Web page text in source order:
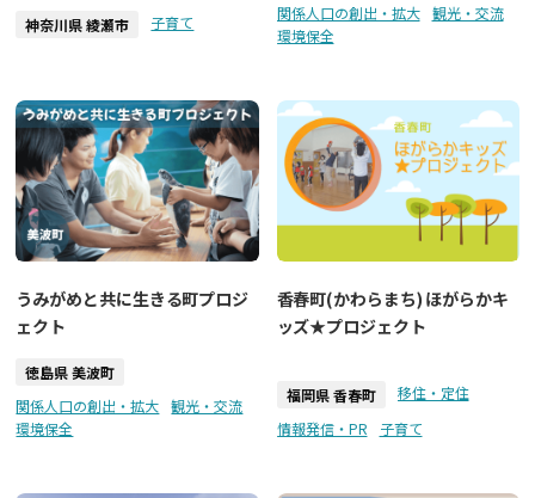
神奈川県 綾瀬市 子育て
関係人口の創出・拡大
観光・交流
環境保全
うみがめと共に生きる町プロジ
ェクト
徳島県 美波町
関係人口の創出・拡大
観光・交流
環境保全
香春町(かわらまち) ほがらかキ
ッズ★プロジェクト
福岡県 香春町
移住・定住
情報発信・PR
子育て